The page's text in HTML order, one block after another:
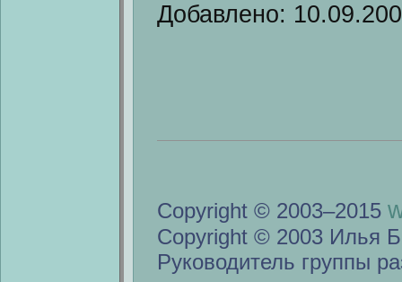
Добавлено:
Copyright © 2003–2015
Copyright © 2003 Илья
Руководитель группы